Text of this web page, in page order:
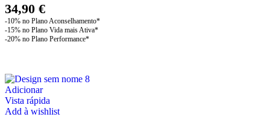
be
chosen
on
34,90 €
Adicionar
Vista rápida
Add à wishlist